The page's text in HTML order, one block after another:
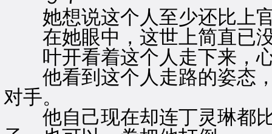
她想说这个人至少还比上
在她眼中，这世上简直已没
叶开看着这个人走下来，
他看到这个人走路的姿态，
对手。
他自己现在却连丁灵琳都比